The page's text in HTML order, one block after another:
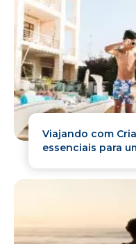
Viajando com
essenciais para